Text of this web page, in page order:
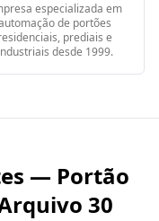
especializada em
de portões
prediais e
desde 1999.
— Portão
30